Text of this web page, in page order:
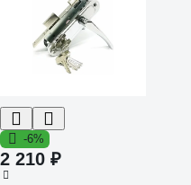
-6%
2 210 ₽